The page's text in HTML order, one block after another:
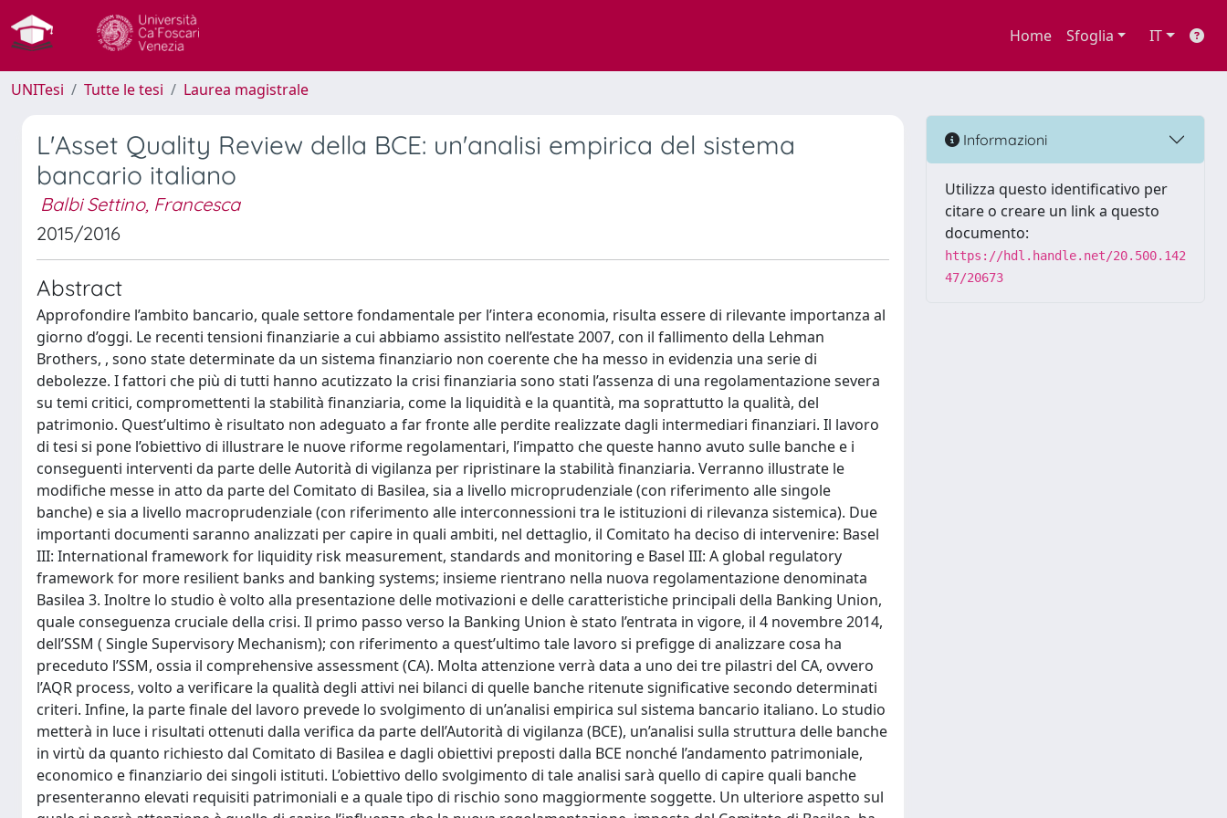
Home Sfoglia IT
UNITesi Tutte le tesi Laurea magistrale
L'Asset Quality Review della BCE: un'analisi empirica del sistema
bancario italiano
Balbi Settino, Francesca
2015/2016
Abstract
Approfondire l’ambito bancario, quale settore fondamentale per l’intera economia, risulta essere di rilevante importanza al
giorno d’oggi. Le recenti tensioni finanziarie a cui abbiamo assistito nell’estate 2007, con il fallimento della Lehman
Brothers, , sono state determinate da un sistema finanziario non coerente che ha messo in evidenzia una serie di
debolezze. I fattori che più di tutti hanno acutizzato la crisi finanziaria sono stati l’assenza di una regolamentazione severa
su temi critici, compromettenti la stabilità finanziaria, come la liquidità e la quantità, ma soprattutto la qualità, del
patrimonio. Quest’ultimo è risultato non adeguato a far fronte alle perdite realizzate dagli intermediari finanziari. Il lavoro
di tesi si pone l’obiettivo di illustrare le nuove riforme regolamentari, l’impatto che queste hanno avuto sulle banche e i
conseguenti interventi da parte delle Autorità di vigilanza per ripristinare la stabilità finanziaria. Verranno illustrate le
modifiche messe in atto da parte del Comitato di Basilea, sia a livello microprudenziale (con riferimento alle singole
banche) e sia a livello macroprudenziale (con riferimento alle interconnessioni tra le istituzioni di rilevanza sistemica). Due
importanti documenti saranno analizzati per capire in quali ambiti, nel dettaglio, il Comitato ha deciso di intervenire: Basel
III: International framework for liquidity risk measurement, standards and monitoring e Basel III: A global regulatory
framework for more resilient banks and banking systems; insieme rientrano nella nuova regolamentazione denominata
Basilea 3. Inoltre lo studio è volto alla presentazione delle motivazioni e delle caratteristiche principali della Banking Union,
quale conseguenza cruciale della crisi. Il primo passo verso la Banking Union è stato l’entrata in vigore, il 4 novembre 2014,
dell’SSM ( Single Supervisory Mechanism); con riferimento a quest’ultimo tale lavoro si prefigge di analizzare cosa ha
preceduto l’SSM, ossia il comprehensive assessment (CA). Molta attenzione verrà data a uno dei tre pilastri del CA, ovvero
l’AQR process, volto a verificare la qualità degli attivi nei bilanci di quelle banche ritenute significative secondo determinati
criteri. Infine, la parte finale del lavoro prevede lo svolgimento di un’analisi empirica sul sistema bancario italiano. Lo studio
metterà in luce i risultati ottenuti dalla verifica da parte dell’Autorità di vigilanza (BCE), un’analisi sulla struttura delle banche
in virtù da quanto richiesto dal Comitato di Basilea e dagli obiettivi preposti dalla BCE nonché l’andamento patrimoniale,
economico e finanziario dei singoli istituti. L’obiettivo dello svolgimento di tale analisi sarà quello di capire quali banche
presenteranno elevati requisiti patrimoniali e a quale tipo di rischio sono maggiormente soggette. Un ulteriore aspetto sul
Informazioni
Utilizza questo identificativo per
citare o creare un link a questo
documento:
https://hdl.handle.net/20.500.142
47/20673